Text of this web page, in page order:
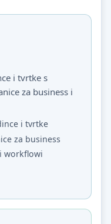
i tvrtke s
za business i
i tvrtke
za business
workflowi